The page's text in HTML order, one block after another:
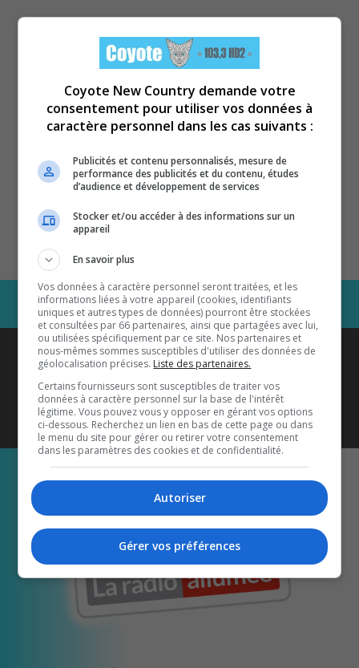
Coyote New Countryest diffusé
également sur1033 HD2
Écoutez-nous aussi sur…
Coyote New Country demande votre
consentement pour utiliser vos données à
caractère personnel dans les cas suivants :
Publicités et contenu personnalisés, mesure de
performance des publicités et du contenu, études
d’audience et développement de services
Stocker et/ou accéder à des informations sur un
appareil
En savoir plus
Vos données à caractère personnel seront traitées, et les
informations liées à votre appareil (cookies, identifiants
uniques et autres types de données) pourront être stockées
et consultées par 66 partenaires, ainsi que partagées avec lui,
ou utilisées spécifiquement par ce site. Nos partenaires et
nous-mêmes sommes susceptibles d'utiliser des données de
géolocalisation précises. Liste des partenaires.
Certains fournisseurs sont susceptibles de traiter vos
données à caractère personnel sur la base de l'intérêt
légitime. Vous pouvez vous y opposer en gérant vos options
ci-dessous. Recherchez un lien en bas de cette page ou dans
le menu du site pour gérer ou retirer votre consentement
dans les paramètres des cookies et de confidentialité.
Autoriser
Gérer vos préférences